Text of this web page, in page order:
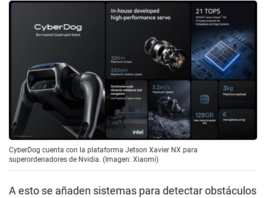
CyberDog cuenta con la plataforma Jetson Xavier NX para
superordenadores de Nvidia. (Imagen: Xiaomi)
A esto se añaden sistemas para detectar obstáculos